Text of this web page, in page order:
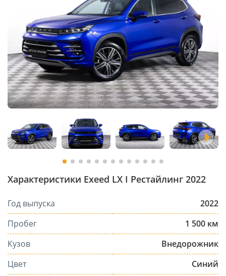
Характеристики Exeed LX I Рестайлинг 2022
Год выпуска
2022
Пробег
1 500 км
Кузов
Внедорожник
Цвет
Синий